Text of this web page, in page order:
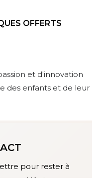
OFFERTS
et d'innovation
des enfants et de leur
pour rester à